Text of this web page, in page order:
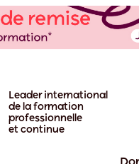
Leader international
de la formation
professionnelle
et continue